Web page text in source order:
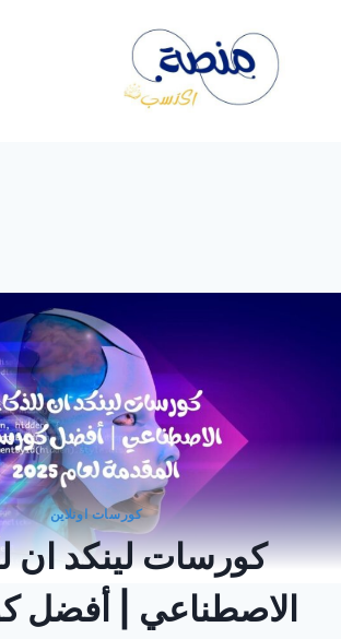
المحتوى
كورسات اونلاين
كورسات لينكد ان
الاصطناعي | أفضل